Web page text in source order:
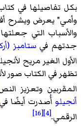
في كتاب
يعرض ويشرح أفعال
التي جعلتها
فيستامبز
الغير مريح لأنجيلو
في الكتاب صور
وتعزيز النص،[15]
أُصدرت أيضًا في
[4]